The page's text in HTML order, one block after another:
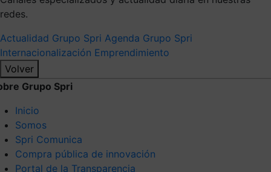
redes.
Actualidad Grupo Spri Agenda Grupo Spri
Internacionalización Emprendimiento
Volver
Grupo Spri
Inicio
Somos
Spri Comunica
Compra pública de innovación
Portal de la Transparencia